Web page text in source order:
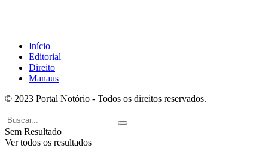
Início
Editorial
Direito
Manaus
© 2023 Portal Notório - Todos os direitos reservados.
Sem Resultado
Ver todos os resultados